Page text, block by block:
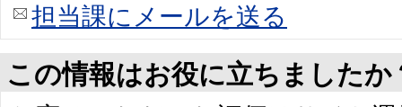
担当課にメールを送る
この情報はお役に立ちましたか